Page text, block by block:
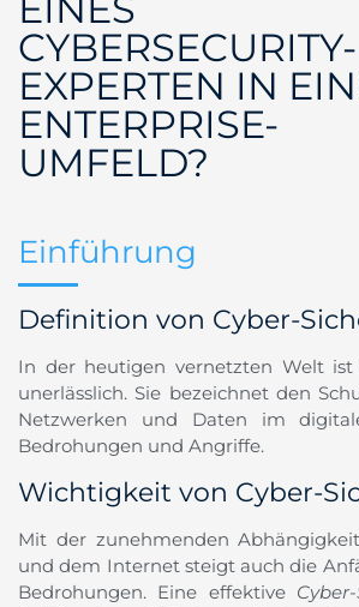
EINES
CYBERSECURITY-
EXPERTEN IN
ENTERPRISE-
UMFELD?
Einführung
Definition von Cyber-
In der heutigen vernetzten Welt ist
unerlässlich. Sie bezeichnet den
Netzwerken und Daten im
Bedrohungen und Angriffe.
Wichtigkeit von Cyber-
Mit der zunehmenden
und dem Internet steigt auch die
Bedrohungen. Eine effektive